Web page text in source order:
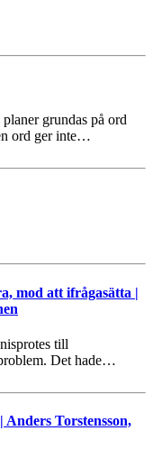
grundas på ord
ord ger inte…
mod att ifrågasätta |
till
Det hade…
Torstensson,